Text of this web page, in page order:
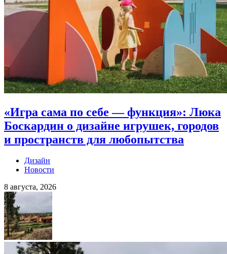
«Игра сама по себе — функция»: Люка
Боскардин о дизайне игрушек, городов
и пространств для любопытства
Дизайн
Новости
8 августа, 2026